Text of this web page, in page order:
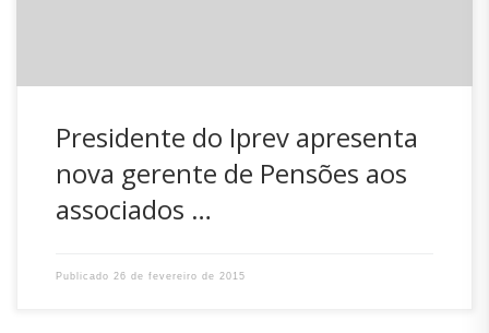
Presidente do Iprev apresenta
nova gerente de Pensões aos
associados …
Publicado 26 de fevereiro de 2015